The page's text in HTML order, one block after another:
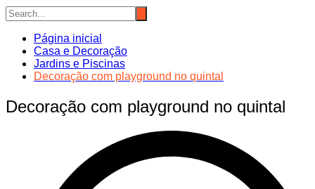
Página inicial
Casa e Decoração
Jardins e Piscinas
Decoração com playground no quintal
Decoração com playground no quintal